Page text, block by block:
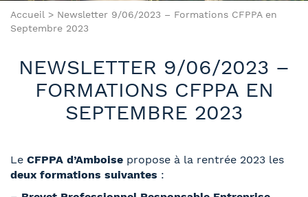
Accueil > Newsletter 9/06/2023 – Formations CFPPA en
Septembre 2023
NEWSLETTER 9/06/2023 –
FORMATIONS CFPPA EN
SEPTEMBRE 2023
Le CFPPA d’Amboise propose à la rentrée 2023 les
deux formations suivantes :